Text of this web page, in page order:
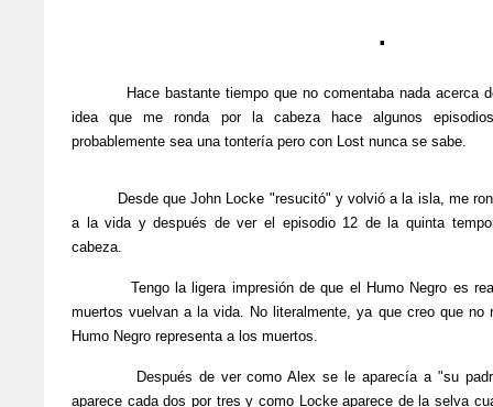
.
Hace bastante tiempo que no comentaba nada acerca de
idea que me ronda por la cabeza hace algunos
probablemente sea una tontería pero con Lost nunca se sabe.
Desde que John Locke "resucitó" y volvió a la isla, me
a la vida y después de ver el episodio 12 de la quinta
cabeza.
Tengo la ligera impresión de que el Humo Negro es
muertos vuelvan a la vida. No literalmente, ya que creo que no
Humo Negro representa a los muertos.
Después de ver como Alex se le aparecía a "su
aparece cada dos por tres y como Locke aparece de la selva